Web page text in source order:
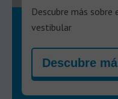
Descubre más
vestibular
Descubre